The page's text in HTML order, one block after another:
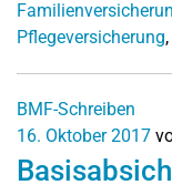
Pflegeversicherung,
BMF-Schreiben
16. Oktober 2017